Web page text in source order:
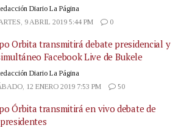
Diario La Página
9 ABRIL 2019 5:44 PM
0
Orbita transmitirá debate presidencial y
Facebook Live de Bukele
Diario La Página
12 ENERO 2019 7:53 PM
50
Órbita transmitirá en vivo debate de